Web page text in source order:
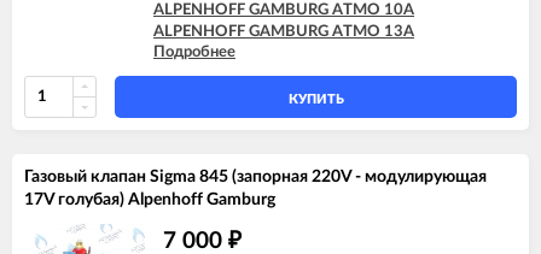
ALPENHOFF GAMBURG ATMO 10A
ALPENHOFF GAMBURG ATMO 13A
ALPENHOFF GAMBURG ATMO 16A
ALPENHOFF GAMBURG ATMO 20A
ALPENHOFF GAMBURG ATMO 24A
Подробнее
КУПИТЬ
Газовый клапан Sigma 845 (запорная 220V - модулирующая
17V голубая) Alpenhoff Gamburg
7 000 ₽